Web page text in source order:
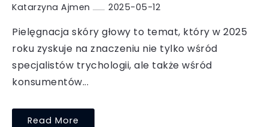
Katarzyna Ajmen 2025-05-12
Pielęgnacja skóry głowy to temat, który w 2025
roku zyskuje na znaczeniu nie tylko wśród
specjalistów trychologii, ale także wśród
konsumentów...
Read More